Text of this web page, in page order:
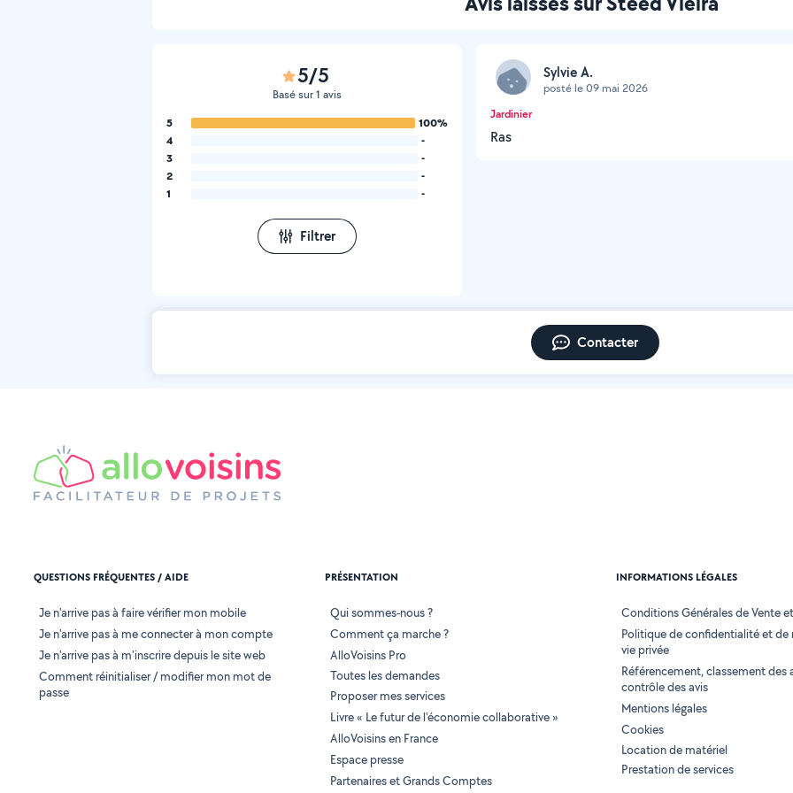
5/5
Basé sur 1 avis
5
100%
4
-
3
-
2
-
1
-
Filtrer
Sylvie A.
posté le 09 mai 2026
Jardinier
Ras
Contacter
QUESTIONS FRÉQUENTES / AIDE
Je n'arrive pas à faire vérifier mon mobile
Je n'arrive pas à me connecter à mon compte
Je n'arrive pas à m'inscrire depuis le site web
Comment réinitialiser / modifier mon mot de
passe
PRÉSENTATION
Qui sommes-nous ?
Comment ça marche ?
AlloVoisins Pro
Toutes les demandes
Proposer mes services
Livre « Le futur de l'économie collaborative »
AlloVoisins en France
Espace presse
Partenaires et Grands Comptes
INFORMATIONS LÉGALES
Conditions Générales de Vente
Politique de confidentialité et de
vie privée
Référencement, classement des
contrôle des avis
Mentions légales
Cookies
Location de matériel
Prestation de services